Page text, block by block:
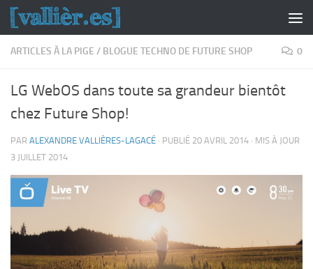
Skip to content
ARTICLES À LA PIGE / BLOGUE TECHNO DE FUTURE SHOP 0
LG WebOS dans toute sa grandeur bientôt
chez Future Shop!
PAR ALEXANDRE VALLIÈRES-LAGACÉ · PUBLIÉ 20 AVRIL 2014 · MIS À JOUR
3 JUILLET 2014